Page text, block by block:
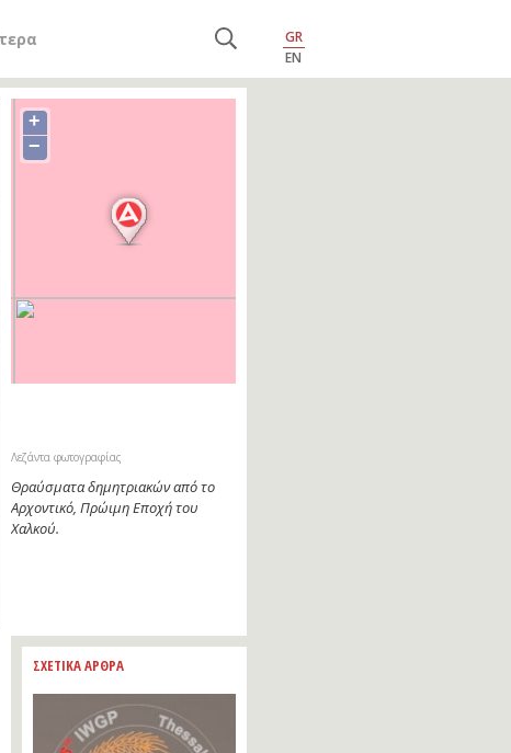
GR
EN
+
−
Λεζάντα φωτογραφίας
Θραύσματα δημητριακών από το
Αρχοντικό, Πρώιμη Εποχή του
Χαλκού.
ΣΧΕΤΙΚΑ ΑΡΘΡΑ